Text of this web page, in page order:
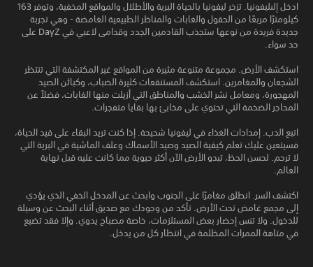
ادخل إلىليفونيا. تزخر ليفونيا بالحياة البرية والأطلال والمواقع المخفية، وتوفر 163
كيلومترًا مربعًا من الحقول والغابات والمناظر الطبيعية الغامضة - وهي تجربة
جديدة فريدة من نوعها ستجذب القادمين الجدد وقدامى لاعبي في DayZ على
حد سواء.
استكشف الأرض. مجموعة متنوعة مثيرة من المواقع غير المكتشفة التي تنتظر
الشجعان والمغامرين. استكشف المستنقعات كثيرة الضباب، وكبائن الصيد
المهجورة، ومعامل نشر الخشب والمناطق التي أزيلت منها الغابات، فضلاً عن
المحاجر الضخمة التي تحتوي على مخابئ بها بقايا متفجرات.
اتبع الدب. إمدادات الغذاء في ليفونيا شحيحة. إذا كنت تريد البقاء على قيد الحياة،
فسيتعين عليك تعلم كيفية الصيد وصيد الأسماك وعلف الماشية في البرية التي
لا ترحم. لحسن الحظ، تبدو الأرض الآن أكثر حيوية مما كانت عليه قبل نهاية
العالم.
اكتشف السر. انطلق مغامرًا غلى الجنوب وابحث عن المدخل الخفي الذي يؤدي
إلى مجمع غامض تحت الأرض. تأكد من وجودك مع صديق أثناء البحث عن وسيلة
للدخول. ولا تنس إحضار بعض المستلزمات، خاصة مصباح يدوي. وإلا فقد تضيع
في متاهة الممرات المظلمة في انتظار كل من يدخل.